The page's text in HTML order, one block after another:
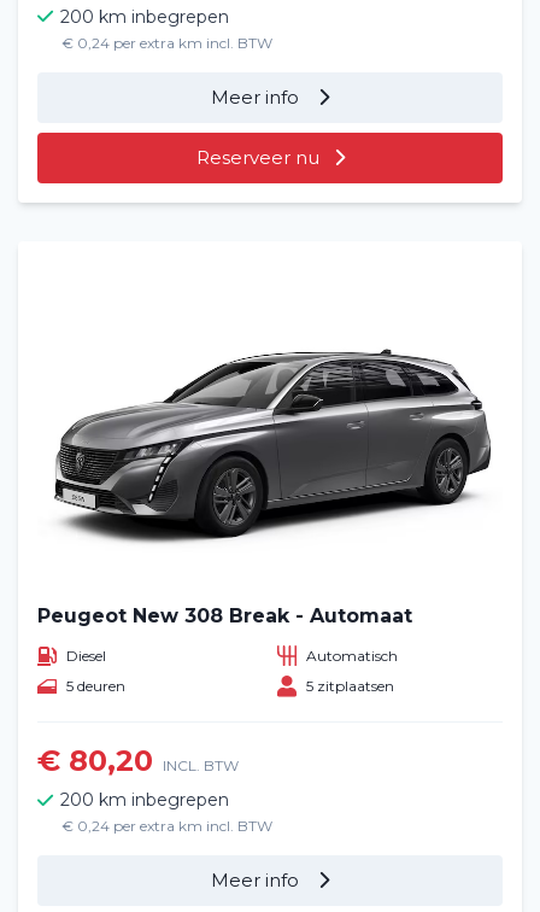
200 km inbegrepen
€ 0,24 per extra km incl. BTW
Meer info
Reserveer nu
Peugeot New 308 Break - Automaat
Diesel
Automatisch
5 deuren
5 zitplaatsen
€ 80,20 INCL. BTW
200 km inbegrepen
€ 0,24 per extra km incl. BTW
Meer info